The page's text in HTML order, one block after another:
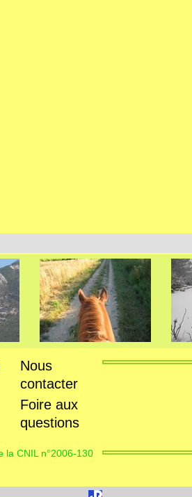
Nous
contacter
Foire aux
questions
la CNIL n°2006-130